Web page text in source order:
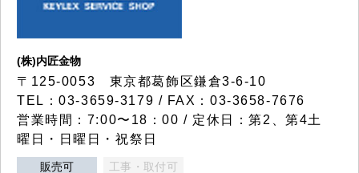
(株)内匠金物
〒125-0053 東京都葛飾区鎌倉3-6-10
TEL：03-3659-3179 / FAX：03-3658-7676
営業時間：7:00〜18：00 / 定休日：第2、第4土
曜日・日曜日・祝祭日
販売可 工事・取付可